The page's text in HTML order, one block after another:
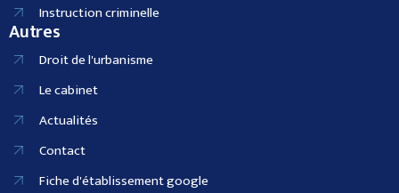
Instruction criminelle
Autres
Droit de l'urbanisme
Le cabinet
Actualités
Contact
Fiche d'établissement google